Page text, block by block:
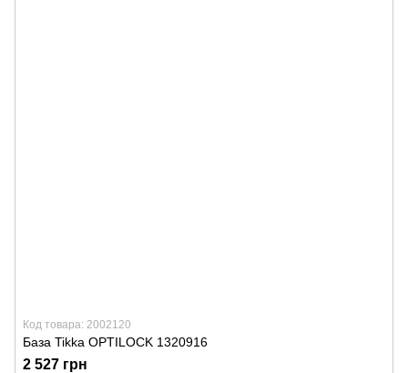
Код товара: 2002120
База Tikka OPTILOCK 1320916
2 527 грн